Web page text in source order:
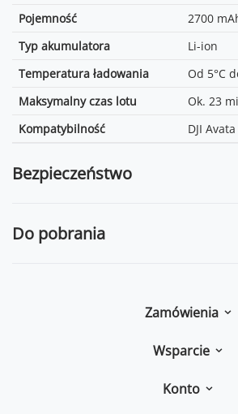
Pojemność
2700
Typ akumulatora
Li-ion
Temperatura ładowania
Od 5°C
Maksymalny czas lotu
Ok. 23
Kompatybilność
DJI
Bezpieczeństwo
Do pobrania
Zamówienia
Wsparcie
Konto